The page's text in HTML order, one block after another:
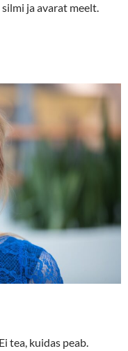
ja avarat meelt.
tea, kuidas peab.